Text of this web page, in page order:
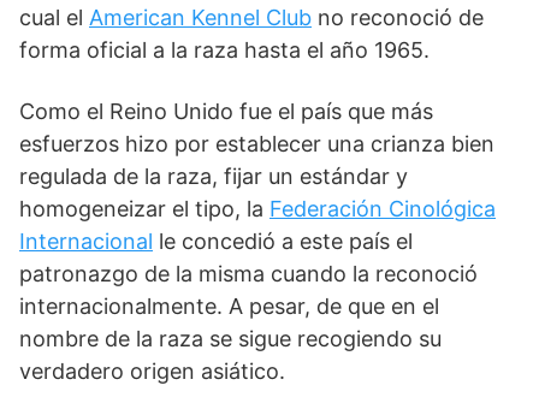
cual el American Kennel Club no reconoció de
forma oficial a la raza hasta el año 1965.
Como el Reino Unido fue el país que más
esfuerzos hizo por establecer una crianza bien
regulada de la raza, fijar un estándar y
homogeneizar el tipo, la Federación Cinológica
Internacional le conce­dió a este país el
patronazgo de la misma cuando la reconoció
internacionalmente. A pesar, de que en el
nombre de la raza se sigue recogiendo su
verdadero origen asiático.